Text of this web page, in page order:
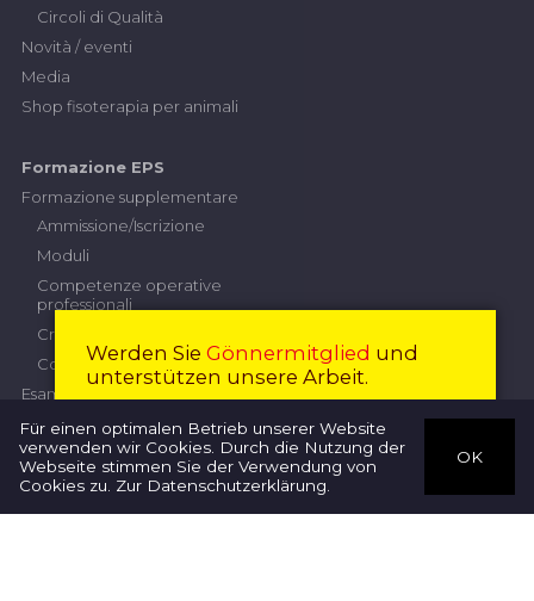
Circoli di Qualità
Novità / eventi
Media
Shop fisoterapia per animali
Formazione EPS
Formazione supplementare
Ammissione/Iscrizione
Moduli
Competenze operative
professionali
Criteri di prestazione
Contributi
Esame professionale superiore
Commissione d'esame
Iscrizione
Regolamento d'esame
Direttive
Werden Sie Gönnermitglied und
unterstützen unsere Arbeit.
Diventare membro Chiudi
Für einen optimalen Betrieb unserer Website
verwenden wir Cookies. Durch die Nutzung der
Webseite stimmen Sie der Verwendung von
Cookies zu. Zur Datenschutzerklärung
OK